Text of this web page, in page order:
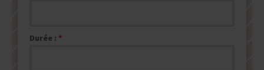
Durée :